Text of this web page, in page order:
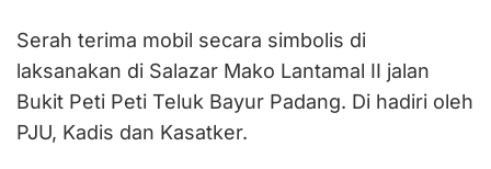
Serah terima mobil secara simbolis di
laksanakan di Salazar Mako Lantamal II jalan
Bukit Peti Peti Teluk Bayur Padang. Di hadiri oleh
PJU, Kadis dan Kasatker.